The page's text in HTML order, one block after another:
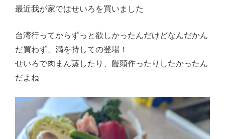
最近我が家ではせいろを買いました
台湾行ってからずっと欲しかったんだけどなんだかん
だ買わず、満を持しての登場！
せいろで肉まん蒸したり、饅頭作ったりしたかったん
だよね